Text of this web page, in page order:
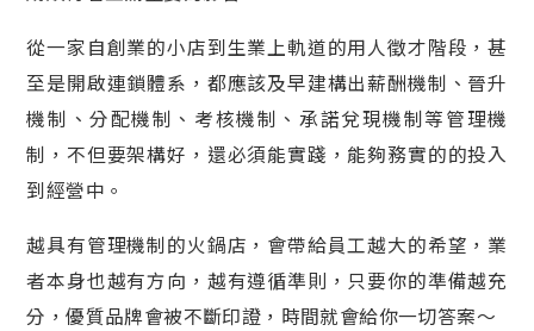
從一家自創業的小店到生業上軌道的用人徵才階段，甚
至是開啟連鎖體系，都應該及早建構出薪酬機制、晉升
機制、分配機制、考核機制、承諾兌現機制等管理機
制，不但要架構好，還必須能實踐，能夠務實的的投入
到經營中。
越具有管理機制的火鍋店，會帶給員工越大的希望，業
者本身也越有方向，越有遵循準則，只要你的準備越充
分，優質品牌會被不斷印證，時間就會給你一切答案～